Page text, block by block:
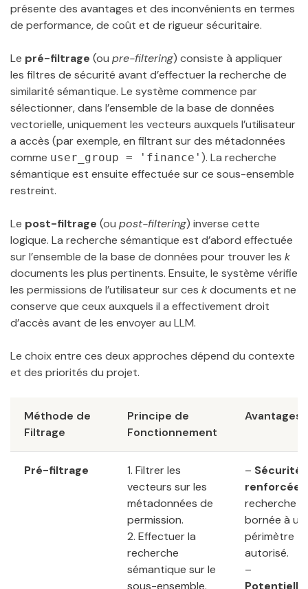
présente des avantages et des inconvénients en termes
de performance, de coût et de rigueur sécuritaire.
Le pré-filtrage (ou pre-filtering) consiste à appliquer
les filtres de sécurité avant d’effectuer la recherche de
similarité sémantique. Le système commence par
sélectionner, dans l’ensemble de la base de données
vectorielle, uniquement les vecteurs auxquels l’utilisateur
a accès (par exemple, en filtrant sur des métadonnées
comme user_group = 'finance' ). La recherche
sémantique est ensuite effectuée sur ce sous-ensemble
restreint.
Le post-filtrage (ou post-filtering) inverse cette
logique. La recherche sémantique est d’abord effectuée
sur l’ensemble de la base de données pour trouver les k
documents les plus pertinents. Ensuite, le système vérifie
les permissions de l’utilisateur sur ces kdocuments et ne
conserve que ceux auxquels il a effectivement droit
d’accès avant de les envoyer au LLM.
Le choix entre ces deux approches dépend du contexte
et des priorités du projet.
Méthode de
Filtrage
Principe de
Fonctionnement
Avantages
Pré-filtrage
1. Filtrer les
vecteurs sur les
métadonnées de
permission.
2. Effectuer la
recherche
sémantique sur le
sous-ensemble.
– Sécurité
renforcée
recherche
bornée à un
périmètre
autorisé.
–